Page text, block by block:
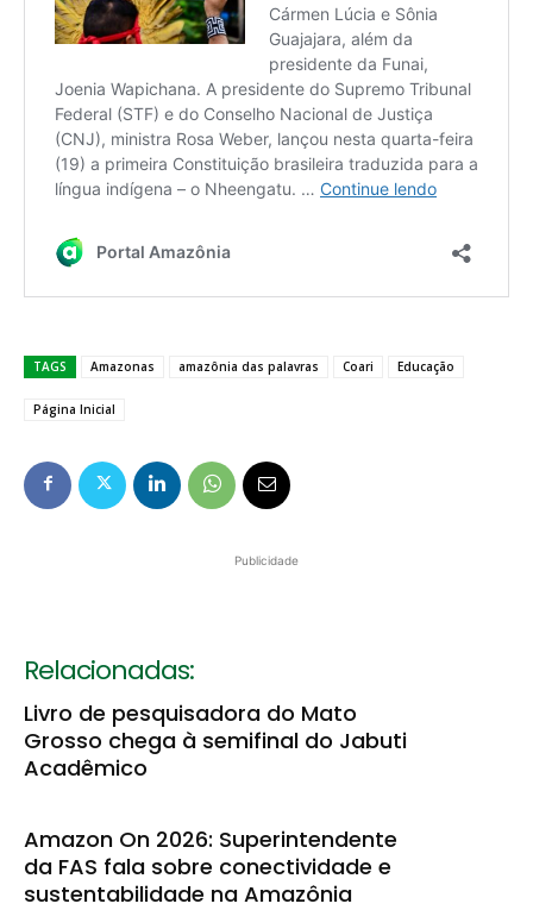
TAGS Amazonas amazônia das palavras Coari Educação
Página Inicial
Publicidade
Relacionadas:
Livro de pesquisadora do Mato
Grosso chega à semifinal do Jabuti
Acadêmico
Amazon On 2026: Superintendente
da FAS fala sobre conectividade e
sustentabilidade na Amazônia